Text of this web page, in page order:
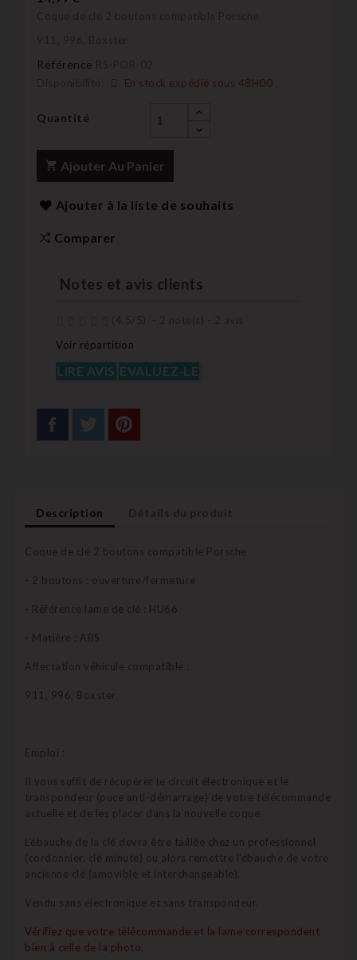
Référence
En stock expédié sous 48H00
Quantité
Ajouter Au Panier
Ajouter à la liste de souhaits
Comparer
Notes et avis clients
Voir répartition
LIRE AVIS EVALUEZ-LE
Description
Coque de clé 2 boutons compatible Porsche
- 2 boutons : ouverture/fermeture
- Référence lame de clé : HU66
- Matière : ABS
Affectation véhicule compatible :
911, 996, Boxster
Emploi :
Il vous suffit de récupérer le circuit électronique et le
transpondeur (puce anti-démarrage) de votre télécommande
actuelle et de les placer dans la nouvelle coque.
L'ébauche de la clé devra être taillée chez un professionnel
(cordonnier, clé minute) ou alors remettre l'ébauche de votre
ancienne clé (amovible et interchangeable).
Vendu sans électronique et sans transpondeur.
Vérifiez que votre télécommande et la lame correspondent
bien à celle de la photo.